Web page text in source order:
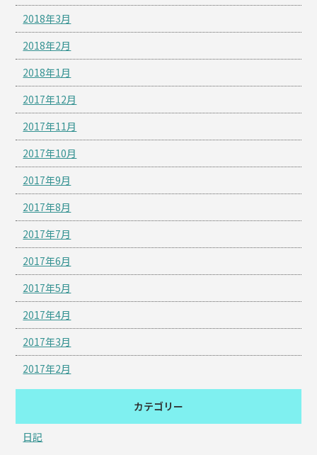
2018年3月
2018年2月
2018年1月
2017年12月
2017年11月
2017年10月
2017年9月
2017年8月
2017年7月
2017年6月
2017年5月
2017年4月
2017年3月
2017年2月
カテゴリー
日記